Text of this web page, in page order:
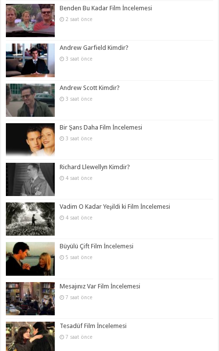
Benden Bu Kadar Film İncelemesi
2 saat önce
Andrew Garfield Kimdir?
3 saat önce
Andrew Scott Kimdir?
3 saat önce
Bir Şans Daha Film İncelemesi
3 saat önce
Richard Llewellyn Kimdir?
4 saat önce
Vadim O Kadar Yeşildi ki Film İncelemesi
4 saat önce
Büyülü Çift Film İncelemesi
5 saat önce
Mesajınız Var Film İncelemesi
7 saat önce
Tesadüf Film İncelemesi
7 saat önce